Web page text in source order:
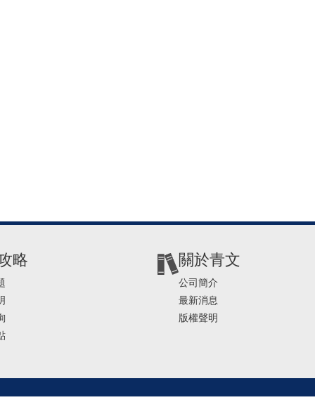
略 關於青文
公司簡介
最新消息
版權聲明